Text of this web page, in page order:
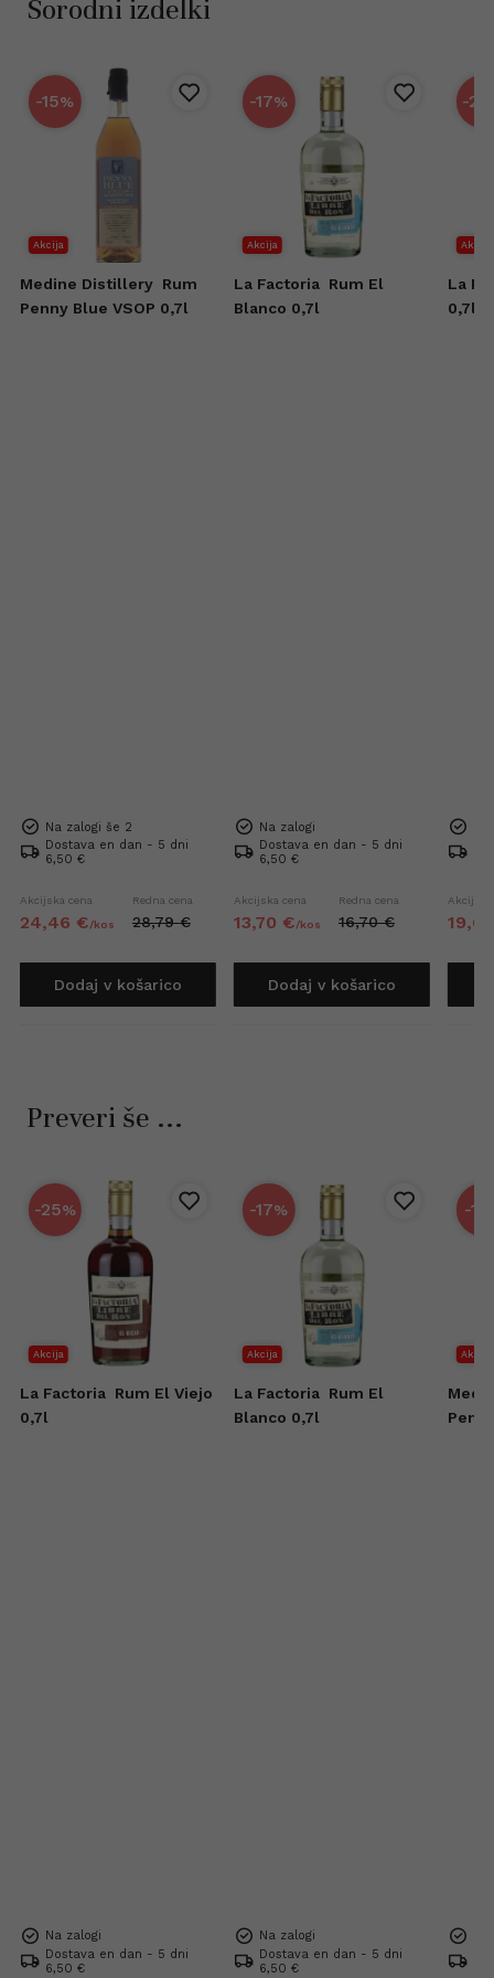
Sorodni izdelki
-15%
Akcija
Medine Distillery Rum
Penny Blue VSOP 0,7l
Na zalogi še 2
Dostava en dan - 5 dni
6,50 €
Akcijska cena
24,46 €/kos
Redna cena
28,79 €
Dodaj v košarico
-17%
Akcija
La Factoria Rum El
Blanco 0,7l
Na zalogi
Dostava en dan - 5 dni
6,50 €
Akcijska cena
13,70 €/kos
Redna cena
16,70 €
Dodaj v košarico
-25
Akcija
La
0,7l
Akcijska
19,67
Preveri še ...
-25%
Akcija
La Factoria Rum El Viejo
0,7l
Na zalogi
Dostava en dan - 5 dni
6,50 €
-17%
Akcija
La Factoria Rum El
Blanco 0,7l
Na zalogi
Dostava en dan - 5 dni
6,50 €
-15
Akcija